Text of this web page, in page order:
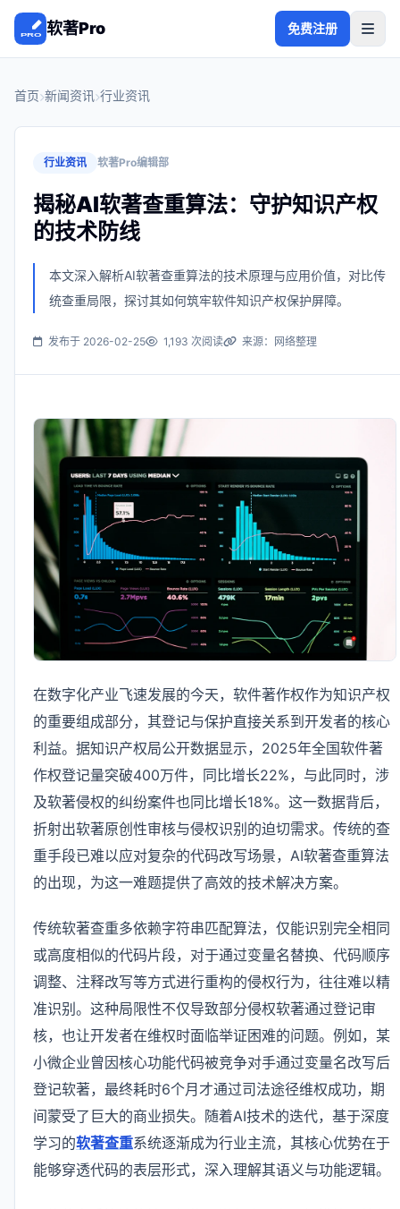
软著Pro 免费注册
首页 新闻资讯 行业资讯
行业资讯 软著Pro编辑部
揭秘AI软著查重算法：守护知识产权
的技术防线
本文深入解析AI软著查重算法的技术原理与应用价值，对比传
统查重局限，探讨其如何筑牢软件知识产权保护屏障。
发布于 2026-02-25 1,193 次阅读 来源：网络整理
在数字化产业飞速发展的今天，软件著作权作为知识产权
的重要组成部分，其登记与保护直接关系到开发者的核心
利益。据知识产权局公开数据显示，2025年全国软件著
作权登记量突破400万件，同比增长22%，与此同时，涉
及软著侵权的纠纷案件也同比增长18%。这一数据背后，
折射出软著原创性审核与侵权识别的迫切需求。传统的查
重手段已难以应对复杂的代码改写场景，AI软著查重算法
的出现，为这一难题提供了高效的技术解决方案。
传统软著查重多依赖字符串匹配算法，仅能识别完全相同
或高度相似的代码片段，对于通过变量名替换、代码顺序
调整、注释改写等方式进行重构的侵权行为，往往难以精
准识别。这种局限性不仅导致部分侵权软著通过登记审
核，也让开发者在维权时面临举证困难的问题。例如，某
小微企业曾因核心功能代码被竞争对手通过变量名改写后
登记软著，最终耗时6个月才通过司法途径维权成功，期
间蒙受了巨大的商业损失。随着AI技术的迭代，基于深度
学习的软著查重系统逐渐成为行业主流，其核心优势在于
能够穿透代码的表层形式，深入理解其语义与功能逻辑。